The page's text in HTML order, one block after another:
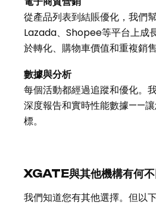
從產品列表到結賬優化，我們
Lazada、Shopee等平台上成
於轉化、購物車價值和重複銷售
數據與分析
每個活動都經過追蹤和優化。
深度報告和實時性能數據——
標。
XGATE與其他機構有何不
我們知道您有其他選擇。但以